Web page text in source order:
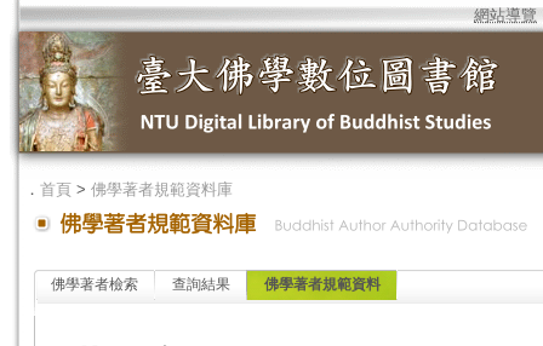
網站導覽
． 首頁 > 佛學著者規範資料庫
佛學著者檢索 查詢結果 佛學著者規範資料